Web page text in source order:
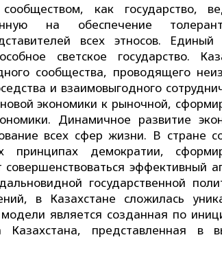
как государство,
на обеспечение
всех этносов.
светское государство.
сообщества, проводящего
и взаимовыгодного
экономики к рыночной,
Динамичное развитие
всех сфер жизни. В стране
принципах демократии,
эффективный
государственной
в Казахстане сложилась
является созданная по
представленная в